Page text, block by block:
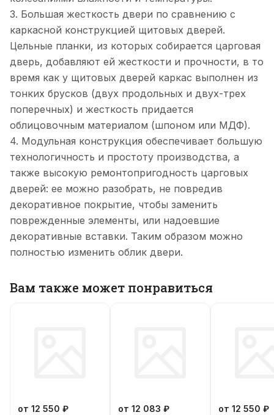
3. Большая жесткость двери по сравнению с
каркасной конструкцией щитовых дверей.
Цельные планки, из которых собирается царговая
дверь, добавляют ей жесткости и прочности, в то
время как у щитовых дверей каркас выполнен из
тонких брусков (двух продольных и двух-трех
поперечных) и жесткость придается
облицовочным материалом (шпоном или МДФ).
4. Модульная конструкция обеспечивает большую
технологичность и простоту производства, а
также высокую ремонтопригодность царговых
дверей: ее можно разобрать, не повредив
декоративное покрытие, чтобы заменить
поврежденные элементы, или надоевшие
декоративные вставки. Таким образом можно
полностью изменить облик двери.
Вам также может понравиться
от 12 550 ₽ от 12 083 ₽ от 12 550 ₽